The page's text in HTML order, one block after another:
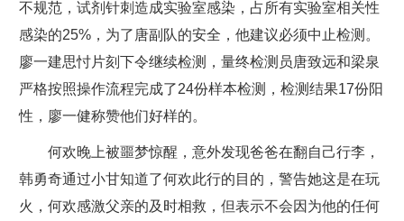
不规范，试剂针刺造成实验室感染，占所有实验室相关性
感染的25%，为了唐副队的安全，他建议必须中止检测。
廖一建思忖片刻下令继续检测，量终检测员唐致远和梁泉
严格按照操作流程完成了24份样本检测，检测结果17份阳
性，廖一健称赞他们好样的。
何欢晚上被噩梦惊醒，意外发现爸爸在翻自己行李，
韩勇奇通过小甘知道了何欢此行的目的，警告她这是在玩
火，何欢感激父亲的及时相救，但表示不会因为他的任何